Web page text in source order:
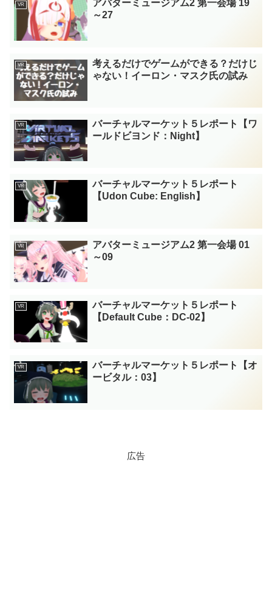
VR
アバターミュージアム2 第一会場 19
～27
VR
考えるだけでゲームができる？だけじ
ゃない！イーロン・マスク氏の試み
VR
バーチャルマーケット５レポート【ワ
ールドビヨンド：Night】
VR
バーチャルマーケット５レポート
【Udon Cube: English】
VR
アバターミュージアム2 第一会場 01
～09
VR
バーチャルマーケット５レポート
【Default Cube：DC-02】
VR
バーチャルマーケット５レポート【オ
ービタル：03】
広告